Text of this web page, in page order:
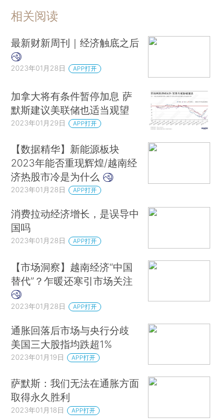
相关阅读
最新财新周刊｜经济触底之后
2023年01月28日 APP打开
加拿大将有条件暂停加息 萨
默斯建议美联储也适当观望
2023年01月29日 APP打开
【数据精华】新能源板块
2023年能否重现辉煌/越南经
济热股市冷是为什么
2023年01月28日 APP打开
消费拉动经济增长，是误导中
国吗
2023年01月28日 APP打开
【市场洞察】越南经济“中国
替代”？乍暖还寒引市场关注
2023年01月28日 APP打开
通胀回落后市场与央行分歧
美国三大股指均跌超1%
2023年01月19日 APP打开
萨默斯：我们无法在通胀方面
取得永久胜利
2023年01月18日 APP打开